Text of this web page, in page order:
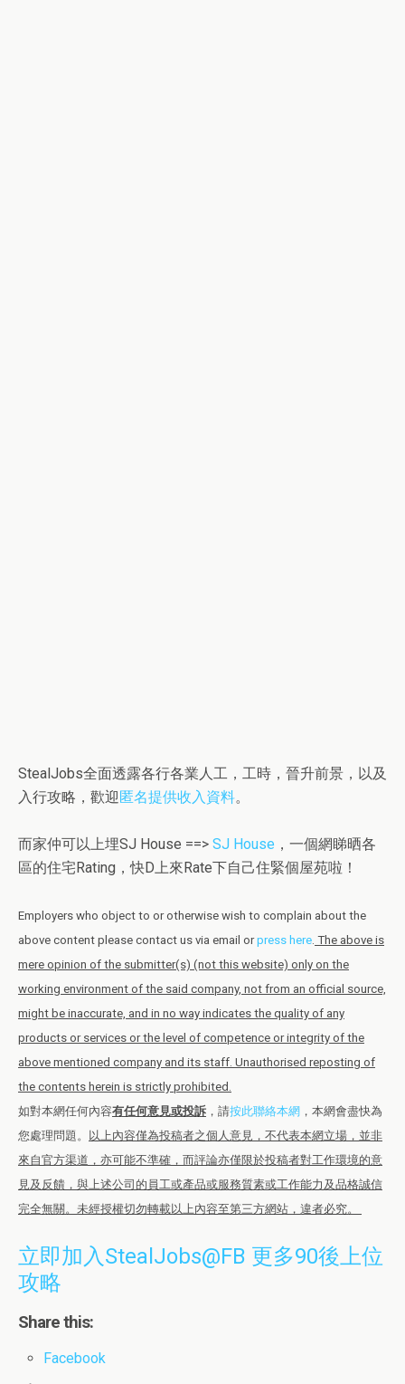
StealJobs全面透露各行各業人工，工時，晉升前景，以及
入行攻略，歡迎 匿名提供收入資料。
而家仲可以上埋SJ House ==> SJ House ，一個網睇晒各
區的住宅Rating，快D上來Rate下自己住緊個屋苑啦！
Employers who object to or otherwise wish to complain about the
above content please contact us via email orpress here. The above is
mere opinion of the submitter(s) (not this website) only on the
working environment of the said company, not from an official source,
might be inaccurate, and in no way indicates the quality of any
products or services or the level of competence or integrity of the
above mentioned company and its staff. Unauthorised reposting of
the contents herein is strictly prohibited.
如對本網任何內容有任何意見或投訴 ，請按此聯絡本網 ，本網會盡快為
您處理問題。
以上內容僅為投稿者之個人意見，不代表本網立場，並非
來自官方渠道，亦可能不準確，而評論亦僅限於投稿者對工作環境的意
見及反饋，與上述公司的員工或產品或服務質素或工作能力及品格誠信
完全無關。未經授權切勿轉載以上內容至第三方網站，違者必究。
立即加入StealJobs@FB 更多90後上位
攻略
Share this:
Facebook